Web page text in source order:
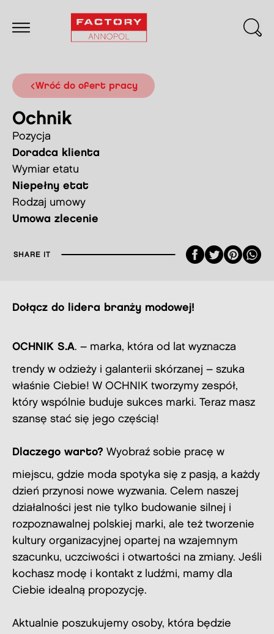
Wróć do ofert pracy
Ochnik
Pozycja
Doradca klienta
Wymiar etatu
Niepełny etat
Rodzaj umowy
Umowa zlecenie
SHARE IT
Dołącz do lidera branży modowej!
OCHNIK S.A. – marka, która od lat wyznacza
trendy w odzieży i galanterii skórzanej – szuka
właśnie Ciebie! W OCHNIK tworzymy zespół,
który wspólnie buduje sukces marki. Teraz masz
szansę stać się jego częścią!
Dlaczego warto? Wyobraź sobie pracę w
miejscu, gdzie moda spotyka się z pasją, a każdy
dzień przynosi nowe wyzwania. Celem naszej
działalności jest nie tylko budowanie silnej i
rozpoznawalnej polskiej marki, ale też tworzenie
kultury organizacyjnej opartej na wzajemnym
szacunku, uczciwości i otwartości na zmiany. Jeśli
kochasz modę i kontakt z ludźmi, mamy dla
Ciebie idealną propozycję.
Aktualnie poszukujemy osoby, która będzie